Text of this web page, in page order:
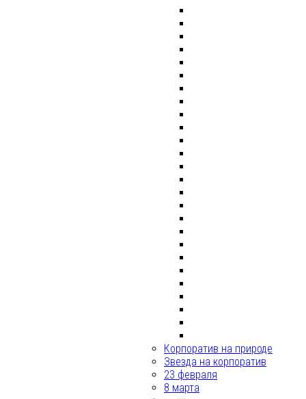
Корпоратив на природе
Звезда на корпоратив
23 февраля
8 марта